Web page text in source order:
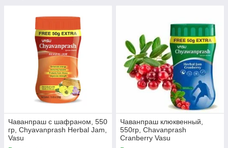
Чаванпраш с шафраном, 550
гр, Chyavanprash Herbal Jam,
Vasu
Чаванпраш клюквенный,
550гр, Chavanprash
Cranberry Vasu